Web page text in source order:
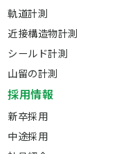
軌道計測
近接構造物計測
シールド計測
山留の計測
採用情報
新卒採用
中途採用